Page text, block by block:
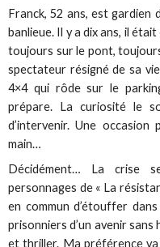
Franck, 52 ans, est gardien
banlieue. Il y a dix ans, il
toujours sur le pont,
spectateur résigné de sa
4×4 qui rôde sur le
prépare. La curiosité le
d’intervenir. Une
main…
Décidément… La crise
personnages de « La
en commun d’étouffer
prisonniers d’un avenir sans
et thriller. Ma préférence va